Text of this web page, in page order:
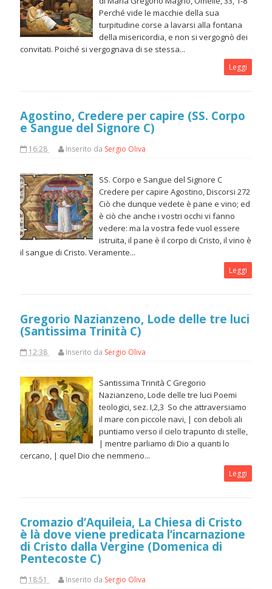
Perché vide le macchie della sua
turpitudine corse a lavarsi alla fontana
della misericordia, e non si vergognò dei
convitati. Poiché si vergognava di se stessa...
Leggi
Agostino, Credere per capire (SS. Corpo
e Sangue del Signore C)
16:28 Inserito da Sergio Oliva
SS. Corpo e Sangue del Signore C
Credere per capire Agostino, Discorsi 272
Ciò che dunque vedete è pane e vino; ed
è ciò che anche i vostri occhi vi fanno
vedere: ma la vostra fede vuol essere
istruita, il pane è il corpo di Cristo, il vino è
il sangue di Cristo. Veramente...
Leggi
Gregorio Nazianzeno, Lode delle tre luci
(Santissima Trinità C)
12:38 Inserito da Sergio Oliva
Santissima Trinità C Gregorio
Nazianzeno, Lode delle tre luci Poemi
teologici, sez. I,2,3 So che attraversiamo
il mare con piccole navi, | con deboli ali
puntiamo verso il cielo trapunto di stelle,
| mentre parliamo di Dio a quanti lo
cercano, | quel Dio che nemmeno...
Leggi
Cromazio d’Aquileia, La Chiesa di Cristo
è là dove viene predicata l’incarnazione
di Cristo dalla Vergine (Domenica di
Pentecoste C)
18:51 Inserito da Sergio Oliva